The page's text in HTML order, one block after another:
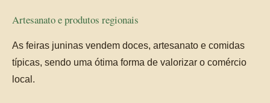
Artesanato e produtos regionais
As feiras juninas vendem doces, artesanato e comidas
típicas, sendo uma ótima forma de valorizar o comércio
local.